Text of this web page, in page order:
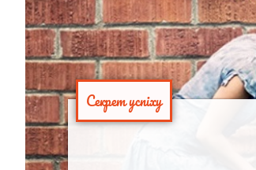
Секрет успіху